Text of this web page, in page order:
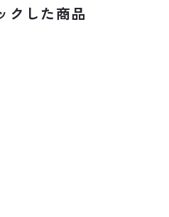
クした商品